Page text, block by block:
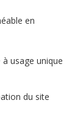
en
usage unique
du site